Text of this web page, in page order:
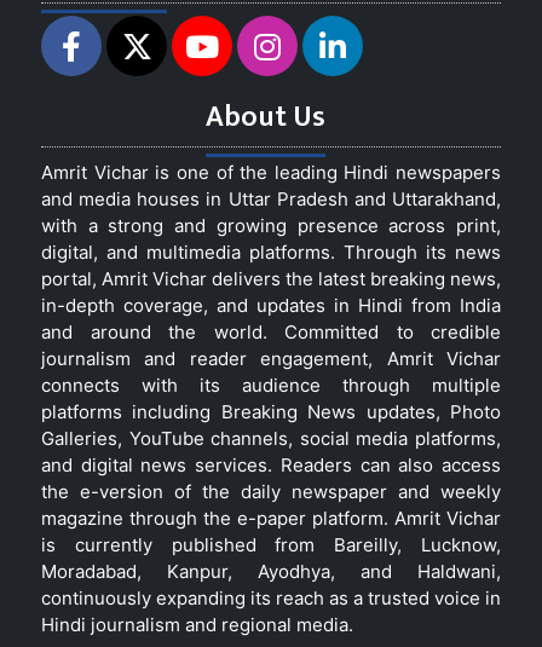
About Us
Amrit Vichar is one of the leading Hindi newspapers
and media houses in Uttar Pradesh and Uttarakhand,
with a strong and growing presence across print,
digital, and multimedia platforms. Through its news
portal, Amrit Vichar delivers the latest breaking news,
in-depth coverage, and updates in Hindi from India
and around the world. Committed to credible
journalism and reader engagement, Amrit Vichar
connects with its audience through multiple
platforms including Breaking News updates, Photo
Galleries, YouTube channels, social media platforms,
and digital news services. Readers can also access
the e-version of the daily newspaper and weekly
magazine through the e-paper platform. Amrit Vichar
is currently published from Bareilly, Lucknow,
Moradabad, Kanpur, Ayodhya, and Haldwani,
continuously expanding its reach as a trusted voice in
Hindi journalism and regional media.